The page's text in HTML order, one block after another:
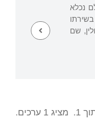
נכלא
בשירתו
הוריו, אחיו ובני משפחה אחרים. ב-1945 חזר לפולין, שם
1. מציג 1 ערכים.